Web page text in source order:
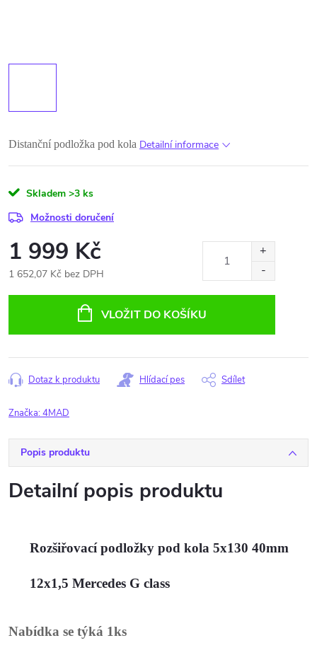
Distanční podložka pod kola Detailní informace
Skladem >3 ks
Možnosti doručení
1 999 Kč
1 652,07 Kč bez DPH
VLOŽIT DO KOŠÍKU
Dotaz k produktu Hlídací pes Sdílet
Značka:4MAD
Popis produktu
Detailní popis produktu
Rozšiřovací podložky pod kola 5x130 40mm
12x1,5 Mercedes G class
Nabídka se týká 1ks